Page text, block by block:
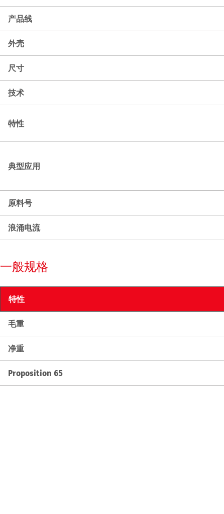
产品线
外壳
尺寸
技术
特性
典型应用
原料号
浪涌电流
一般规格
特性
毛重
净重
Proposition 65